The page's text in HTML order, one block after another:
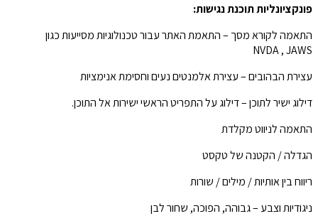
פונקציונליות תוכנת נגישות:
התאמה לקורא מסך – התאמת האתר עבור טכנולוגיות מסייעות כגון
NVDA , JAWS
עצירת הבהובים – עצירת אלמנטים נעים וחסימת אנימציות
דילוג ישיר לתוכן – דילוג על התפריט הראשי ישירות אל התוכן.
התאמה לניווט מקלדת
הגדלה / הקטנה של טקסט
ריווח בין אותיות / מילים / שורות
ניגודיות וצבע – גבוהה, הפוכה, שחור לבן